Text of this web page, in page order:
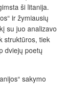
ši litanija.
ir žymiausių
su juo analizavo
struktūros, tiek
dviejų poetų
sakymo